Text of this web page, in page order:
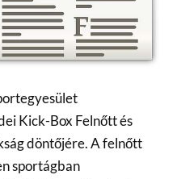
Kick-Box Felnőtt és
döntőjére. A felnőtt
sportágban